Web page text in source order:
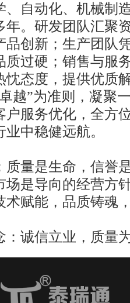
、自动化、机械制
年。研发团队汇聚
品创新；生产团队
质过硬；销售与服
忱态度，提供优质
越”为准则，凝聚
户服务优化，全方
中稳健远航。
量是生命，信誉
场是导向的经营方
赋能，品质铸魂
诚信立业，质量